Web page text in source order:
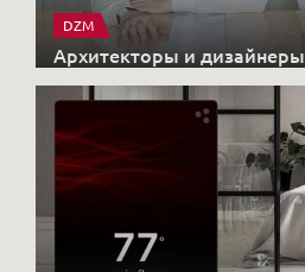
DZM
Архитекторы и дизайнеры